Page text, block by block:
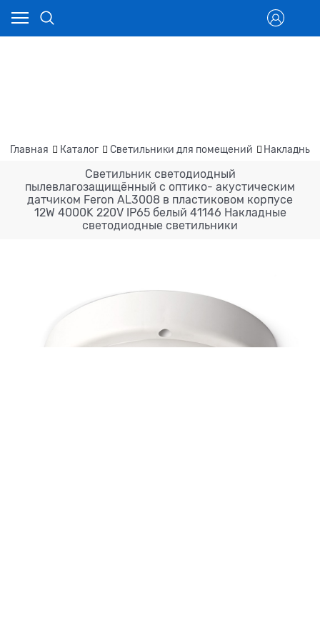
Главная Каталог Светильники для помещений Накладные
Светильник светодиодный
пылевлагозащищённый с оптико- акустическим
датчиком Feron AL3008 в пластиковом корпусе
12W 4000K 220V IP65 белый 41146 Накладные
светодиодные светильники